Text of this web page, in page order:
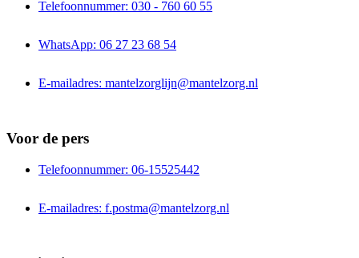
Telefoonnummer: 030 - 760 60 55
WhatsApp: 06 27 23 68 54
E-mailadres: mantelzorglijn@mantelzorg.nl
Voor de pers
Telefoonnummer: 06-15525442
E-mailadres: f.postma@mantelzorg.nl